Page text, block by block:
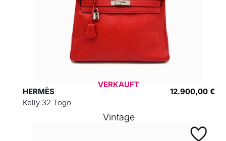
HERMÈS
Kelly 32 Togo
12.900,00 €
VERKAUFT
Vintage